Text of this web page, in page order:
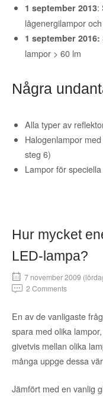
1 september 2013:
lågenergilampor och
1 september 2016:
lampor > 60 lm
Några
Alla typer av
Halogenlampor
steg 6)
Lampor för
Hur mycket
LED-lampa?
7 november 2009
2 Comments
En av de vanligaste
spara med olika
givetvis mellan olika
många uppge dessa
Jämfört med en vanlig